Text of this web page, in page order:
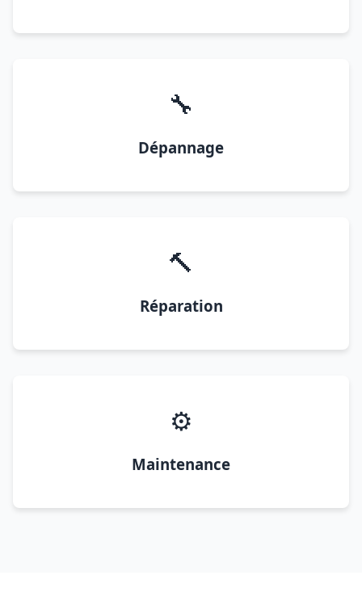
🔧
Dépannage
🔨
Réparation
⚙️
Maintenance